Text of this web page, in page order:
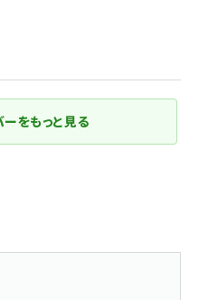
をもっと見る